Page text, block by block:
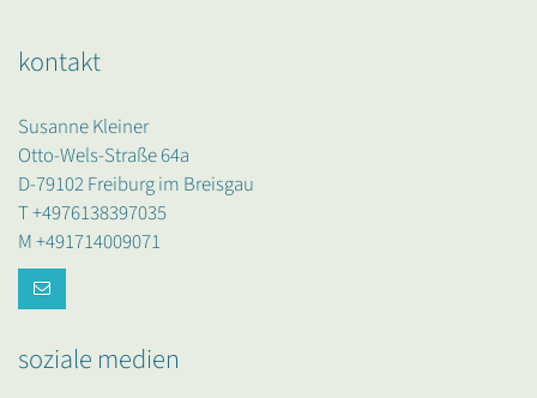
kontakt
Susanne Kleiner
Otto-Wels-Straße 64a
D-79102 Freiburg im Breisgau
T +4976138397035
M +491714009071
soziale medien